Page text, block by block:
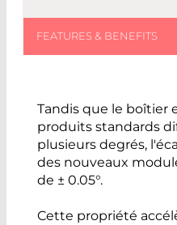
Tandis que le boîtier
produits standards
plusieurs degrés,
des nouveaux
de ± 0.05°.
Cette propriété